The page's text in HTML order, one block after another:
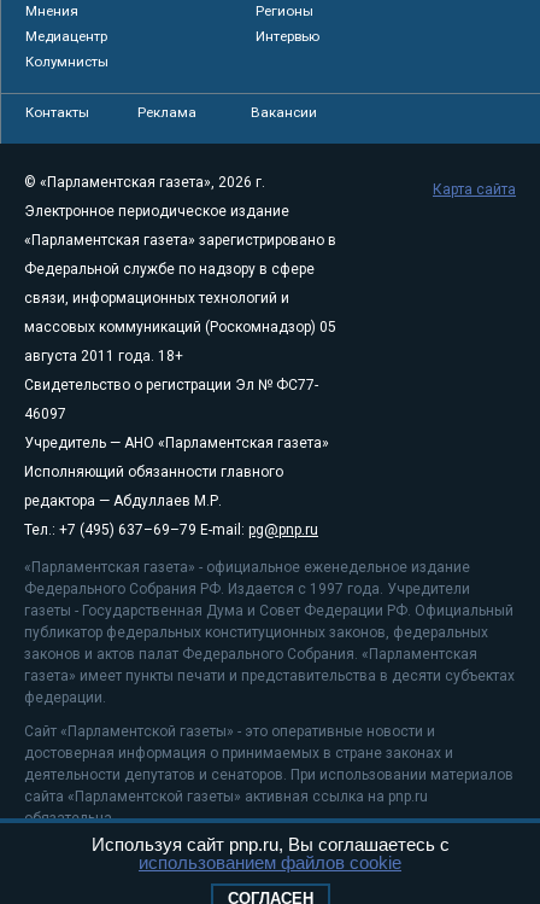
Мнения
Регионы
Медиацентр
Интервью
Колумнисты
Контакты Реклама Вакансии
© «Парламентская газета», 2026 г.
Электронное периодическое издание
«Парламентская газета» зарегистрировано в
Федеральной службе по надзору в сфере
связи, информационных технологий и
массовых коммуникаций (Роскомнадзор) 05
августа 2011 года. 18+
Свидетельство о регистрации Эл № ФС77-
46097
Учредитель — АНО «Парламентская газета»
Исполняющий обязанности главного
редактора — Абдуллаев М.Р.
Тел.: +7 (495) 637–69–79 E-mail: pg@pnp.ru
«Парламентская газета» - официальное еженедельное издание
Федерального Собрания РФ. Издается с 1997 года. Учредители
газеты - Государственная Дума и Совет Федерации РФ. Официальный
публикатор федеральных конституционных законов, федеральных
законов и актов палат Федерального Собрания. «Парламентская
газета» имеет пункты печати и представительства в десяти субъектах
федерации.
Сайт «Парламентской газеты» - это оперативные новости и
достоверная информация о принимаемых в стране законах и
деятельности депутатов и сенаторов. При использовании материалов
сайта «Парламентской газеты» активная ссылка на pnp.ru
обязательна.
На информационном ресурсе применяютсярекомендательные
Положение о защите персональных данных
Карта сайта
Используя сайт pnp.ru, Вы соглашаетесь с
использованием файлов cookie
СОГЛАСЕН